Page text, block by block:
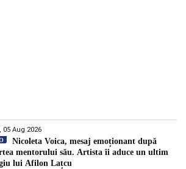
05 Aug 2026
Nicoleta Voica, mesaj emoționant după
mentorului său. Artista îi aduce un ultim
lui Afilon Lațcu